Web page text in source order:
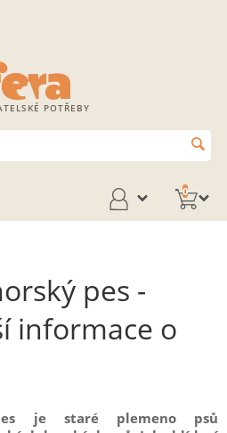
POTŘEBY
0
pes -
informace o
je staré plemeno psů